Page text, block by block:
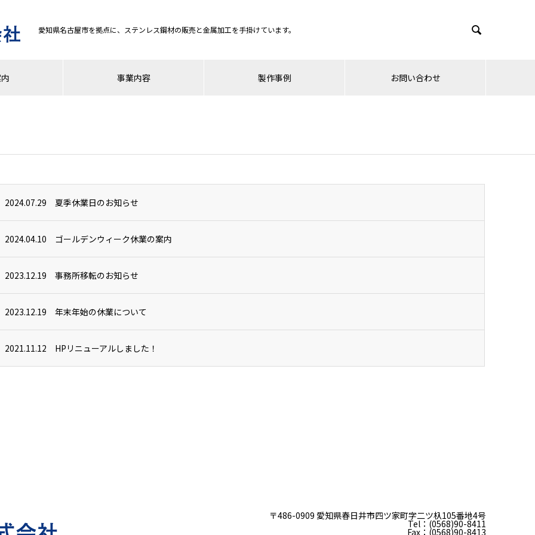
愛知県名古屋市を拠点に、ステンレス鋼材の販売と金属加工を手掛けています。 
事業内容 製作事例 お問い合わせ
2024.07.29 夏季休業日のお知らせ
2024.04.10 ゴールデンウィーク休業の案内
2023.12.19 事務所移転のお知らせ
2023.12.19 年末年始の休業について
2021.11.12 HPリニューアルしました！
〒486-0909 愛知県春日井市四ツ家町字二ツ杁105番地4号
Tel：(0568)90-8411
Fax：(0568)90-8413